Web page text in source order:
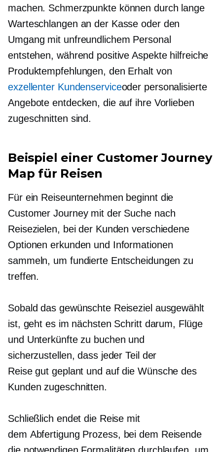
machen. Schmerzpunkte können durch lange
Warteschlangen an der Kasse oder den
Umgang mit unfreundlichem Personal
entstehen, während positive Aspekte hilfreiche
Produktempfehlungen, den Erhalt von
exzellenter Kundenserviceoder personalisierte
Angebote entdecken, die auf ihre Vorlieben
zugeschnitten sind.
Beispiel einer Customer Journey
Map für Reisen
Für ein Reiseunternehmen beginnt die
Customer Journey mit der Suche nach
Reisezielen, bei der Kunden verschiedene
Optionen erkunden und Informationen
sammeln, um fundierte Entscheidungen zu
treffen.
Sobald das gewünschte Reiseziel ausgewählt
ist, geht es im nächsten Schritt darum, Flüge
und Unterkünfte zu buchen und
sicherzustellen, dass jeder Teil der
Reisegut geplant und auf die Wünsche des
Kunden zugeschnitten.
Schließlich endet die Reise mit
dem Abfertigung Prozess, bei dem Reisende